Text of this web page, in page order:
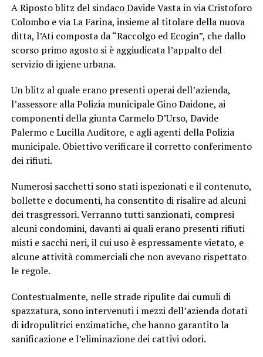
A Riposto blitz del sindaco Davide Vasta in via Cristoforo
Colombo e via La Farina, insieme al titolare della nuova
ditta, l’Ati composta da “Raccolgo ed Ecogin”, che dallo
scorso primo agosto si è aggiudicata l’appalto del
servizio di igiene urbana.
Un blitz al quale erano presenti operai dell’azienda,
l’assessore alla Polizia municipale Gino Daidone, ai
componenti della giunta Carmelo D’Urso, Davide
Palermo e Lucilla Auditore, e agli agenti della Polizia
municipale. Obiettivo verificare il corretto conferimento
dei rifiuti.
Numerosi sacchetti sono stati ispezionati e il contenuto,
bollette e documenti, ha consentito di risalire ad alcuni
dei trasgressori. Verranno tutti sanzionati, compresi
alcuni condomini, davanti ai quali erano presenti rifiuti
misti e sacchi neri, il cui uso è espressamente vietato, e
alcune attività commerciali che non avevano rispettato
le regole.
Contestualmente, nelle strade ripulite dai cumuli di
spazzatura, sono intervenuti i mezzi dell’azienda dotati
diidropulitrici enzimatiche, che hanno garantito la
sanificazione e l’eliminazione dei cattivi odori.